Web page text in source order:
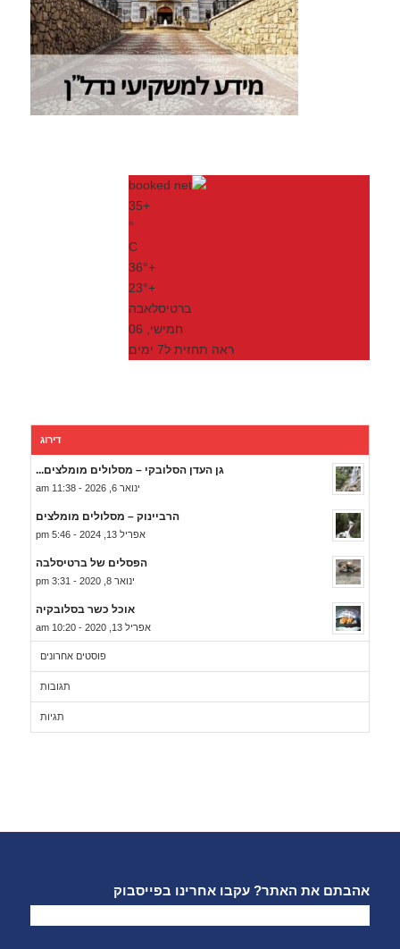
+
35
°
C
+
36°
+
23°
ברטיסלאבה
חמישי, 06
ראה תחזית ל7 ימים
דירוג
גן העדן הסלובקי – מסלולים מומלצים...
ינואר 6, 2026 - 11:38 am
הרביינוק – מסלולים מומלצים
אפריל 13, 2024 - 5:46 pm
הפסלים של ברטיסלבה
ינואר 8, 2020 - 3:31 pm
אוכל כשר בסלובקיה
אפריל 13, 2020 - 10:20 am
פוסטים אחרונים
תגובות
תגיות
אהבתם את האתר? עקבו אחרינו בפייסבוק